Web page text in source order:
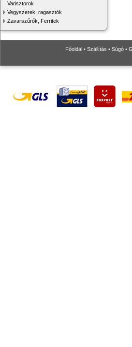
Varisztorok
Vegyszerek, ragasztók
Zavarszűrők, Ferritek
Főoldal • Szállítás • Súgó •